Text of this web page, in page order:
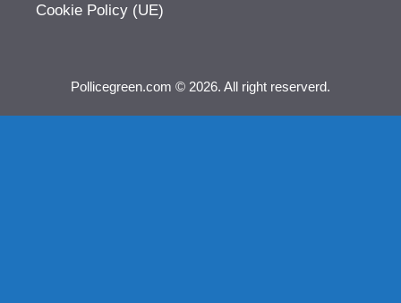
Cookie Policy (UE)
Pollicegreen.com © 2026. All right reserverd.